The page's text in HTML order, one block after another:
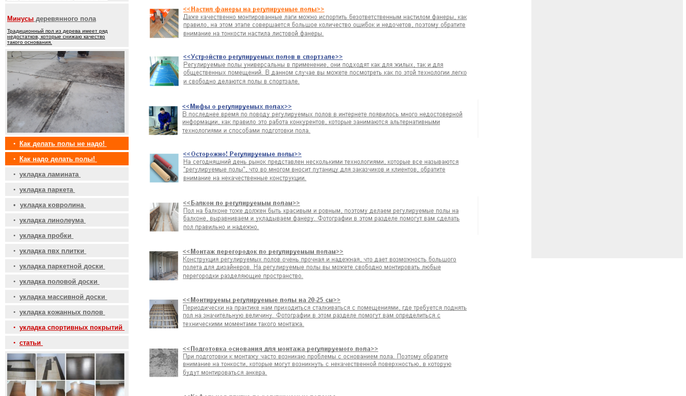
Минусы деревянного пола
Традиционный пол из дерева имеет ряд
недостатков, которые снижаю качество
такого основания.
•
Как делать полы не надо!
•
Как надо делать полы!
• укладка ламината
• укладка паркета
• укладка ковролина
• укладка линолеума
• укладка пробки
• укладка пвх плитки
• укладка паркетной доски
• укладка половой доски
• укладка массивной доски
• укладка кожанных полов
• укладка спортивных покрытий
• статьи